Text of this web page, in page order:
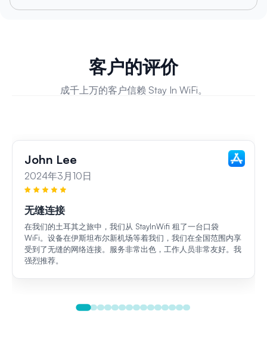
客户的评价
成千上万的客户信赖 Stay In WiFi。
John Lee
2024年3月10日
无缝连接
在我们的土耳其之旅中，我们从 StayInWifi 租了一台口袋
WiFi。设备在伊斯坦布尔新机场等着我们，我们在全国范围内享
受到了无缝的网络连接。服务非常出色，工作人员非常友好。我
强烈推荐。